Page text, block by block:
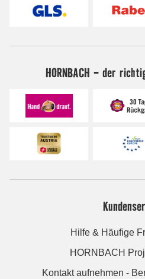
HORNBACH - der
Hilfe & Häufige
HORNBACH
Kontakt aufnehmen -